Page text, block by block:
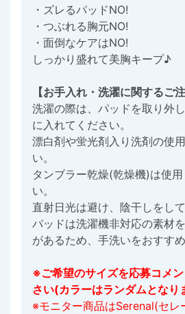
・ズレるパッドNO!
・つぶれる胸元NO!
・面倒なケアはNO!
しっかり盛れて美胸キープ♪
【お手入れ・洗濯に関するご注
洗濯の際は、パッドを取り外
に入れてください。
漂白剤や蛍光剤入り洗剤の使
い。
タンブラー乾燥(乾燥機)は使
い。
直射日光は避け、陰干しをして
パッドは洗濯機非対応の素材
があるため、手洗いをおすすめ
※ご希望のサイズを応募コメ
さい(カラーはランダムとなり
※モニター商品はSerenal(セレ